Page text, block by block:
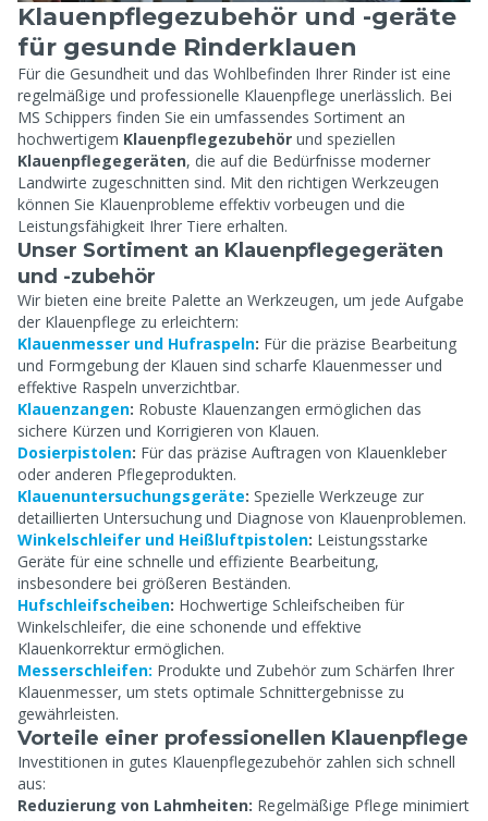
Klauenpflegezubehör und -geräte
für gesunde Rinderklauen
Für die Gesundheit und das Wohlbefinden Ihrer Rinder ist eine
regelmäßige und professionelle Klauenpflege unerlässlich. Bei
MS Schippers finden Sie ein umfassendes Sortiment an
hochwertigem Klauenpflegezubehör und speziellen
Klauenpflegegeräten, die auf die Bedürfnisse moderner
Landwirte zugeschnitten sind. Mit den richtigen Werkzeugen
können Sie Klauenprobleme effektiv vorbeugen und die
Leistungsfähigkeit Ihrer Tiere erhalten.
Unser Sortiment an Klauenpflegegeräten
und -zubehör
Wir bieten eine breite Palette an Werkzeugen, um jede Aufgabe
der Klauenpflege zu erleichtern:
Klauenmesser und Hufraspeln: Für die präzise Bearbeitung
und Formgebung der Klauen sind scharfe Klauenmesser und
effektive Raspeln unverzichtbar.
Klauenzangen: Robuste Klauenzangen ermöglichen das
sichere Kürzen und Korrigieren von Klauen.
Dosierpistolen: Für das präzise Auftragen von Klauenkleber
oder anderen Pflegeprodukten.
Klauenuntersuchungsgeräte: Spezielle Werkzeuge zur
detaillierten Untersuchung und Diagnose von Klauenproblemen.
Winkelschleifer und Heißluftpistolen: Leistungsstarke
Geräte für eine schnelle und effiziente Bearbeitung,
insbesondere bei größeren Beständen.
Hufschleifscheiben: Hochwertige Schleifscheiben für
Winkelschleifer, die eine schonende und effektive
Klauenkorrektur ermöglichen.
Messerschleifen: Produkte und Zubehör zum Schärfen Ihrer
Klauenmesser, um stets optimale Schnittergebnisse zu
gewährleisten.
Vorteile einer professionellen Klauenpflege
Investitionen in gutes Klauenpflegezubehör zahlen sich schnell
aus:
Reduzierung von Lahmheiten: Regelmäßige Pflege minimiert